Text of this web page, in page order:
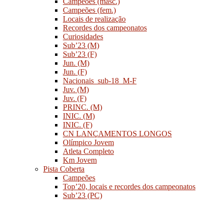
Campeões (fem.)
Locais de realização
Recordes dos campeonatos
Curiosidades
Sub’23 (M)
Sub’23 (F)
Jun. (M)
Jun. (F)
Nacionais_sub-18_M-F
Juv. (M)
Juv. (F)
PRINC. (M)
INIC. (M)
INIC. (F)
CN LANÇAMENTOS LONGOS
Olímpico Jovem
Atleta Completo
Km Jovem
Pista Coberta
Campeões
Top’20, locais e recordes dos campeonatos
Sub’23 (PC)